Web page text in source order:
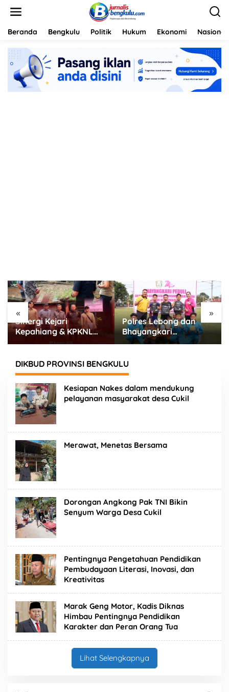
Beranda Bengkulu Politik Hukum Ekonomi Nasional
« »
Polres Lebong dan
Bhayangkari
Meriahkan HUT RI ke-
Asuhan
295 Pelajar Bengkulu
Selatan Unjuk Bakat,
Seni Tradisional Jadi
Daerah
DIKBUD PROVINSI BENGKULU
Kesiapan Nakes dalam mendukung
pelayanan masyarakat desa Cukil
Merawat, Menetas Bersama
Dorongan Angkong Pak TNI Bikin
Senyum Warga Desa Cukil
Pentingnya Pengetahuan Pendidikan
Pembudayaan Literasi, Inovasi, dan
Kreativitas
Marak Geng Motor, Kadis Diknas
Himbau Pentingnya Pendidikan
Karakter dan Peran Orang Tua
Lihat Selengkapnya